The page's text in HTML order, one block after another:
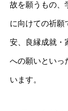
故を願うもの、
に向けての祈願
安、良縁成就・
への願いといっ
います。